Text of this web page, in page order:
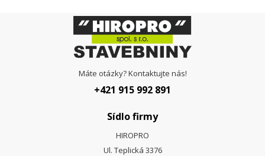
Máte otázky? Kontaktujte nás!
+421 915 992 891
Sídlo firmy
HIROPRO
Ul. Teplická 3376